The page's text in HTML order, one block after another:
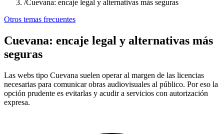
/Cuevana: encaje legal y alternativas más seguras
Otros temas frecuentes
Cuevana: encaje legal y alternativas más
seguras
Las webs tipo Cuevana suelen operar al margen de las licencias
necesarias para comunicar obras audiovisuales al público. Por eso la
opción prudente es evitarlas y acudir a servicios con autorización
expresa.